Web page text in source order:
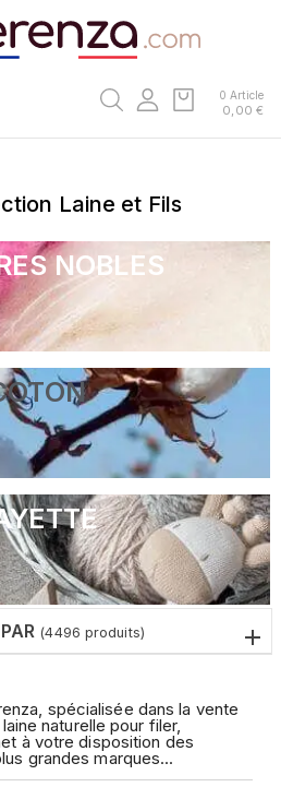
0 Article
0,00 €
Laine et Fils
NOBLES
(4496 produits)
spécialisée dans la vente
naturelle pour filer,
à votre disposition des
grandes marques...